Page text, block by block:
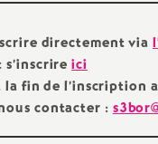
n
s
e
directement via
s’inscrireici
la fin de l’inscription
contacter :